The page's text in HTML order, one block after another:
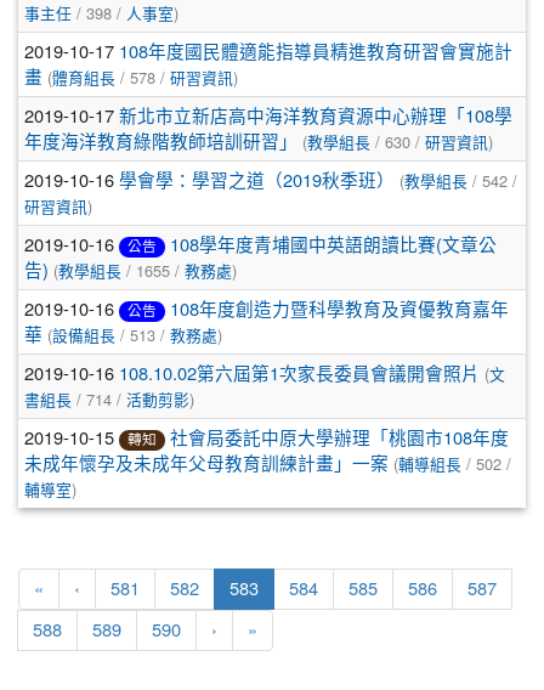
事主任 / 398 / 人事室)
2019-10-17 108年度國民體適能指導員精進教育研習會實施計
畫 (體育組長 / 578 / 研習資訊)
2019-10-17 新北市立新店高中海洋教育資源中心辦理「108學
年度海洋教育綠階教師培訓研習」
(教學組長 / 630 / 研習資訊)
2019-10-16 學會學：學習之道（2019秋季班） (教學組長 / 542 /
研習資訊)
2019-10-16 公告
108學年度青埔國中英語朗讀比賽(文章公
告) (教學組長 / 1655 / 教務處)
2019-10-16 公告
108年度創造力暨科學教育及資優教育嘉年
華 (設備組長 / 513 / 教務處)
2019-10-16 108.10.02第六屆第1次家長委員會議開會照片 (文
書組長 / 714 / 活動剪影)
2019-10-15 轉知
社會局委託中原大學辦理「桃園市108年度
未成年懷孕及未成年父母教育訓練計畫」一案 (輔導組長 / 502 /
輔導室)
« ‹ 581 582 583(current)
584 585 586 587
588 589 590 › »